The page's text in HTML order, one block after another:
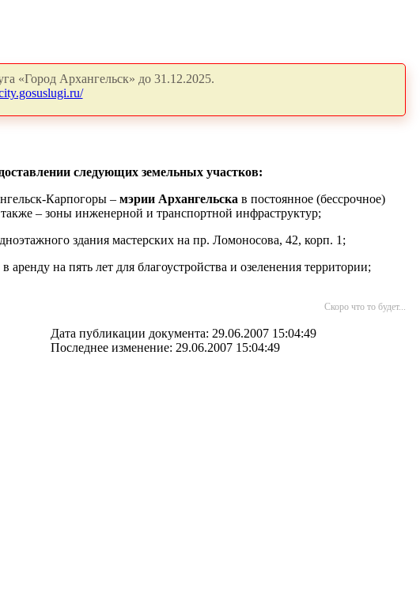
«Город Архангельск» до 31.12.2025.
следующих земельных участков:
Карпогоры – мэрии Архангельска в постоянное (бессрочное)
– зоны инженерной и транспортной инфраструктур;
здания мастерских на пр. Ломоносова, 42, корп. 1;
в аренду на пять лет для благоустройства и озеленения территории;
Скоро что то будет...
Дата публикации документа: 29.06.2007 15:04:49
Последнее изменение: 29.06.2007 15:04:49